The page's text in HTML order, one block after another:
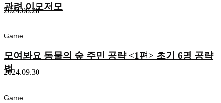
관련 이모저모
2024.08.28
Game
모여봐요 동물의 숲 주민 공략 <1편> 초기 6명 공략
법
2024.09.30
Game